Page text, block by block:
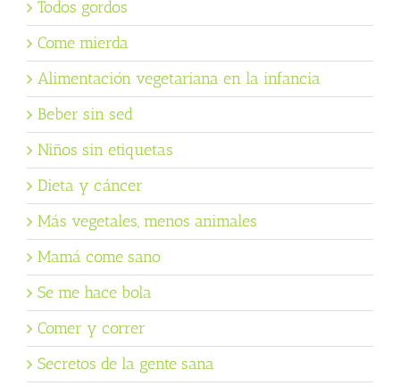
Todos gordos
Come mierda
Alimentación vegetariana en la infancia
Beber sin sed
Niños sin etiquetas
Dieta y cáncer
Más vegetales, menos animales
Mamá come sano
Se me hace bola
Comer y correr
Secretos de la gente sana